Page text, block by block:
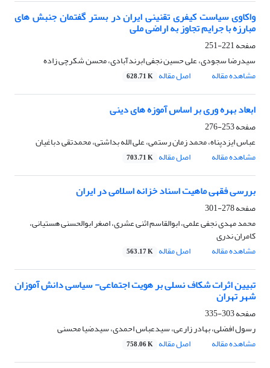
واکاوی سیاست کیفری تقنینی ایران در بستر گفتمان جنبش های
مبارزه با جرایم تجاوز به اراضی ملی
صفحه221-251
سیدرضا سجودی، علی حسین نجفی ابرندآبادی، محسن شکرچی زاده
مشاهده مقاله
اصل مقاله 628.71 K
ابعاد بهره وری بر اساس آموزه های دینی
صفحه253-276
عباس ایزدپناه، محمد زمان رستمی، علی الله بداشتی، محمدتقی دباغیان
مشاهده مقاله
اصل مقاله 703.71 K
بررسی فقهی ماهیت اسناد خزانه اسلامی در ایران
صفحه278-301
محمد مهدی نجفی علمی، ابوالقاسم اثنی عشری، اصغر ابوالحسنی هستیانی،
کامران ندری
مشاهده مقاله
اصل مقاله 563.17 K
تبیین اثرات شکاف نسلی بر هویت اجتماعی- سیاسی دانش آموزان
شهر تهران
صفحه303-335
رسول افضلی، بهادر زارعی، سیدعباس احمدی، سیدضیا محسنی
مشاهده مقاله
اصل مقاله 758.06 K